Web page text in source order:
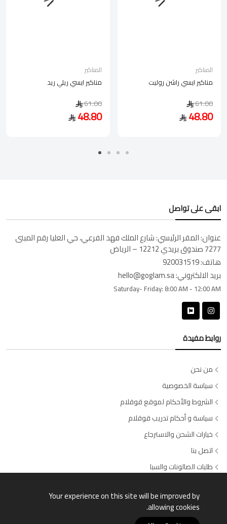
المناكير
مناكير ايسي ريلي ريد
61.00
48.80
المناكير
مناكير ايسي راشن روليت
61.00
48.80
ابقى على تواصل
عنوان:المقر الرئيسي: شارع الملك فهد الفرعي، حي العليا رقم المبنى
7277 صندوق بريدي 12212 – الرياض
هاتف:920031519
بريد الالكتروني:hello@goglam.sa
Saturday- Friday: 8:00 AM - 12:00 AM
روابط مفيدة
من نحن
سياسة الخصوصية
الشروط والأحكام لموقع قوقلام
سياسة و أحكام تدريب قوقلام
خيارات الشحن والاسترجاع
اتصل بنا
طلبات الصالونات والسبا
Your experience on this site will be improved by
allowing cookies.